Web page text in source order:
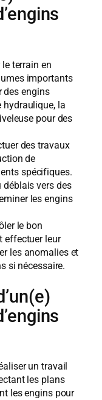
le terrain en
importants
des engins
hydraulique, la
pour des
des travaux
de
spécifiques.
vers des
les engins
le bon
effectuer leur
les anomalies et
si nécessaire.
un travail
les plans
les engins pour